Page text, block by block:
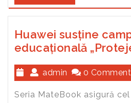
Huawei susține
educațională
admin 0
Seria MateBook asigură